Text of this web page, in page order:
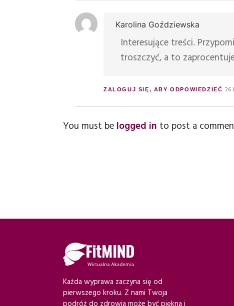
Karolina Goździewska
Interesujące treści.
troszczyć, a to
ZALOGUJ SIĘ, ABY ODPOWIEDZIEĆ 26
You must be logged in to post a
Każda wyprawa zaczyna się od
pierwszego kroku. Z nami Twoja
podróż do zdrowia może być piękna i